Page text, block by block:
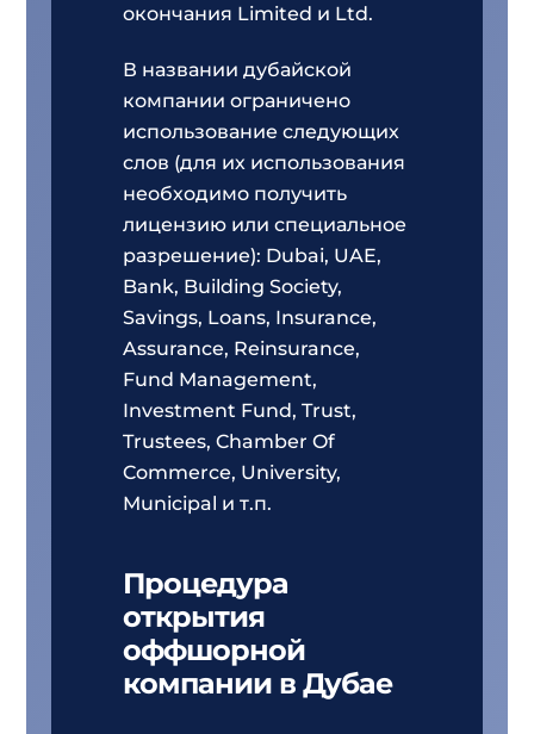
окончания Limited и Ltd.
В названии дубайской
компании ограничено
использование следующих
слов (для их использования
необходимо получить
лицензию или специальное
разрешение): Dubai, UAE,
Bank, Building Society,
Savings, Loans, Insurance,
Assurance, Reinsurance,
Fund Management,
Investment Fund, Trust,
Trustees, Chamber Of
Commerce, University,
Municipal и т.п.
Процедура
открытия
оффшорной
компании в Дубае